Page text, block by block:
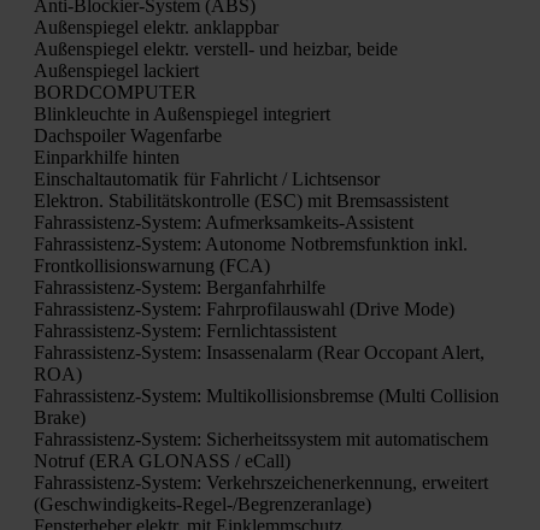
Anti-Blo­ckier-Sys­tem (ABS)
Außen­spie­gel elektr. anklapp­bar
Außen­spie­gel elektr. ver­stell- und heiz­bar, bei­de
Außen­spie­gel lackiert
BORDCOMPUTER
Blink­leuch­te in Außen­spie­gel inte­griert
Dach­spoi­ler Wagen­far­be
Ein­park­hil­fe hin­ten
Ein­schalt­au­to­ma­tik für Fahr­licht / Licht­sen­sor
Elek­tron. Sta­bi­li­täts­kon­trol­le (ESC) mit Brems­as­sis­tent
Fahr­as­sis­tenz-Sys­tem: Auf­merk­sam­keits-Assis­tent
Fahr­as­sis­tenz-Sys­tem: Auto­no­me Not­brems­funk­ti­on inkl.
Front­kol­li­si­ons­war­nung (FCA)
Fahr­as­sis­tenz-Sys­tem: Berg­an­fahr­hil­fe
Fahr­as­sis­tenz-Sys­tem: Fahr­pro­fil­aus­wahl (Dri­ve Mode)
Fahr­as­sis­tenz-Sys­tem: Fern­licht­as­sis­tent
Fahr­as­sis­tenz-Sys­tem: Insas­sen­alarm (Rear Occo­pant Alert,
ROA)
Fahr­as­sis­tenz-Sys­tem: Mul­ti­kol­li­si­ons­brem­se (Mul­ti Col­li­si­on
Bra­ke)
Fahr­as­sis­tenz-Sys­tem: Sicher­heits­sys­tem mit auto­ma­ti­schem
Not­ruf (ERA GLONASS / eCall)
Fahr­as­sis­tenz-Sys­tem: Ver­kehrs­zei­chen­er­ken­nung, erwei­tert
(Geschwin­dig­keits-Regel-/Be­gren­zer­an­la­ge)
Fens­ter­he­ber elektr. mit Ein­klemm­schutz